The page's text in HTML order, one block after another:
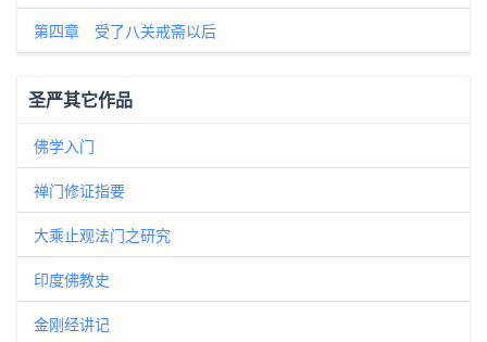
第四章 受了八关戒斋以后
圣严其它作品
佛学入门
禅门修证指要
大乘止观法门之研究
印度佛教史
金刚经讲记